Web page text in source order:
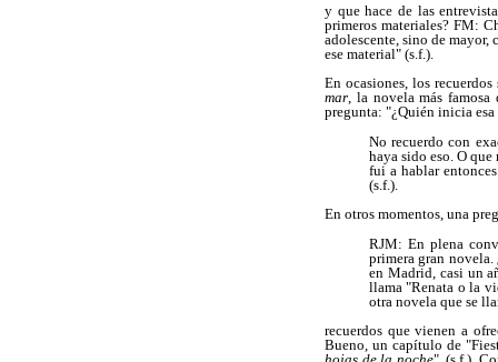
y que hace de las
primeros materiales? FM:
adolescente, sino de mayor,
ese material" (s.f.).
En ocasiones, los
mar, la novela más
pregunta: "¿Quién inicia
No recuerdo con
haya sido eso. O
fui a hablar
(s.f.).
En otros momentos, una
RJM: En plena
primera gran novela.
en Madrid, casi un
llama "Renata o la
otra novela que se
recuerdos que vienen a
Bueno, un capítulo de